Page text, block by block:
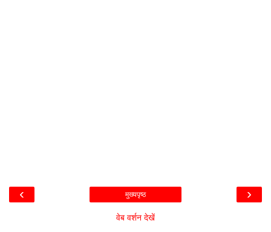
‹ ›
मुख्यपृष्ठ
वेब वर्शन देखें